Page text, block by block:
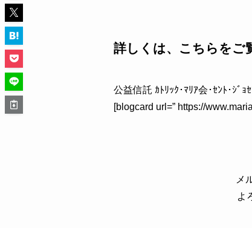
詳しくは、こちらをご
公益信託 ｶﾄﾘｯｸ･ﾏﾘｱ会･ｾﾝﾄ･ｼﾞｮ
[blogcard url=” https://
メ
よ